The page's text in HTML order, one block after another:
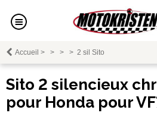
Accueil > > > > 2 sil Sito
Sito 2 silencieux
pour Honda pour